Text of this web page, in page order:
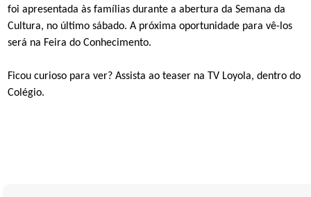
foi apresentada às famílias durante a abertura da Semana da
Cultura, no último sábado. A próxima oportunidade para vê-los
será na Feira do Conhecimento.
Ficou curioso para ver? Assista ao teaser na TV Loyola, dentro do
Colégio.